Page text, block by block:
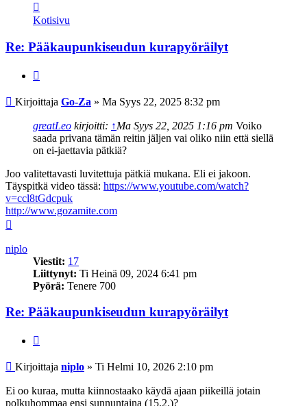
Go-
Za
Kotisivu
Re: Pääkaupunkiseudun kurapyöräilyt
Viesti
Kirjoittaja Go-Za » Ma Syys 22, 2025 8:32 pm
greatLeo kirjoitti: ↑Ma Syys 22, 2025 1:16 pm Voiko
saada privana tämän reitin jäljen vai oliko niin että siellä
on ei-jaettavia pätkiä?
Joo valitettavasti luvitettuja pätkiä mukana. Eli ei jakoon.
Täyspitkä video tässä: https://www.youtube.com/watch?
v=ccl8tGdcpuk
http://www.gozamite.com
niplo
Viestit: 17
Liittynyt: Ti Heinä 09, 2024 6:41 pm
Pyörä: Tenere 700
Re: Pääkaupunkiseudun kurapyöräilyt
Viesti
Kirjoittaja niplo » Ti Helmi 10, 2026 2:10 pm
Ei oo kuraa, mutta kiinnostaako käydä ajaan piikeillä jotain
polkuhommaa ensi sunnuntaina (15.2.)?